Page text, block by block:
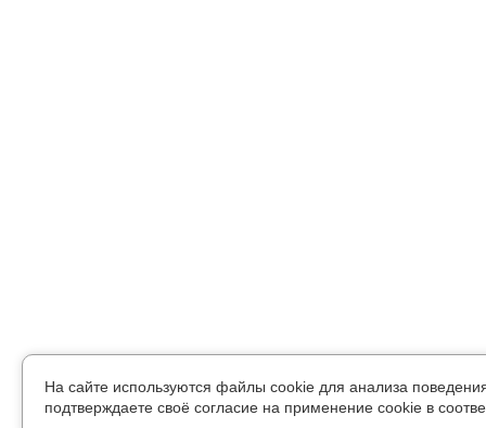
На сайте используются файлы cookie для анализа
подтверждаете своё согласие на применение cookie в